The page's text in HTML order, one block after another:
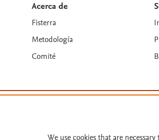
Acerca de
Fisterra
Metodología
Comité
similares. Página actualizada
We use cookies that are